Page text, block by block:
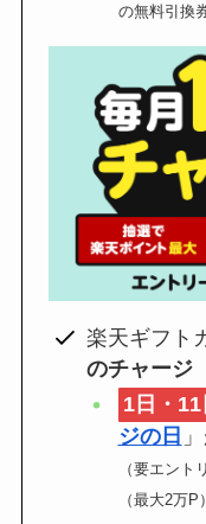
の無料引換
楽天ギフト
のチャージ
1日・11
ジの日
（要エン
（最大2万P